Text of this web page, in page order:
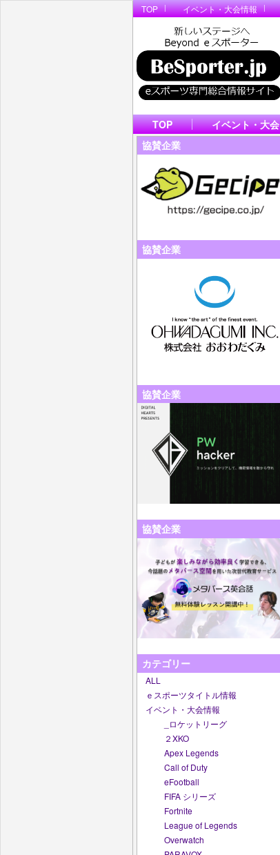
TOP イベント・大会情報
TOP イベント・大会
協賛企業
協賛企業
協賛企業
協賛企業
カテゴリー
ALL
ｅスポーツタイトル情報
イベント・大会情報
_ロケットリーグ
２XKO
Apex Legends
Call of Duty
eFootball
FIFA シリーズ
Fortnite
League of Legends
Overwatch